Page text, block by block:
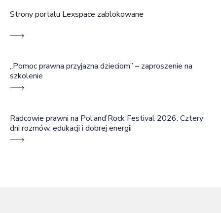
Strony portalu Lexspace zablokowane
„Pomoc prawna przyjazna dzieciom” – zaproszenie na
szkolenie
Radcowie prawni na Pol’and’Rock Festival 2026. Cztery
dni rozmów, edukacji i dobrej energii